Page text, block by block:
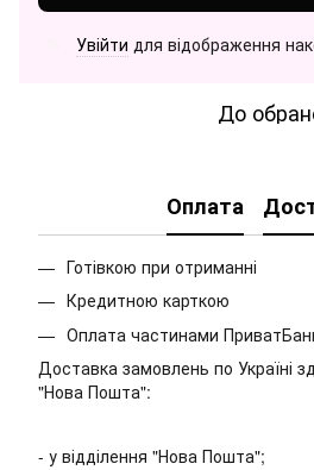
Увійти для відображення
До
Оплата
Готівкою при отриманні
Кредитною карткою
Оплата частинами
Доставка замовлень по Україні
"Нова Пошта":
- у відділення "Нова Пошта";